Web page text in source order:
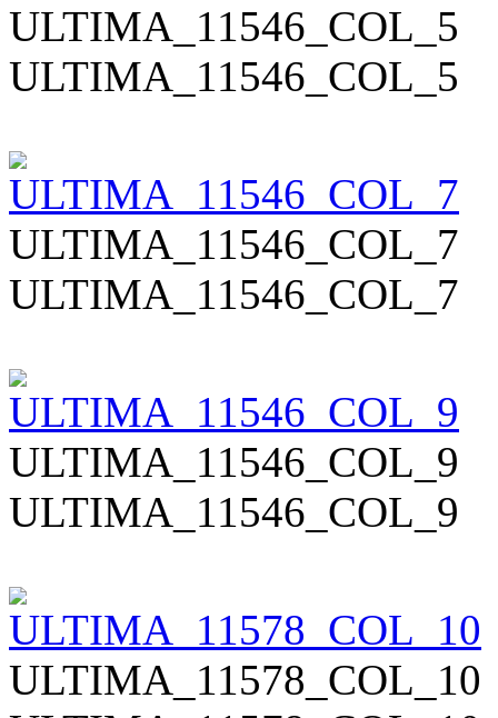
ULTIMA_11546_COL_5
ULTIMA_11546_COL_5
ULTIMA_11546_COL_7
ULTIMA_11546_COL_7
ULTIMA_11546_COL_9
ULTIMA_11546_COL_9
ULTIMA_11578_COL_10